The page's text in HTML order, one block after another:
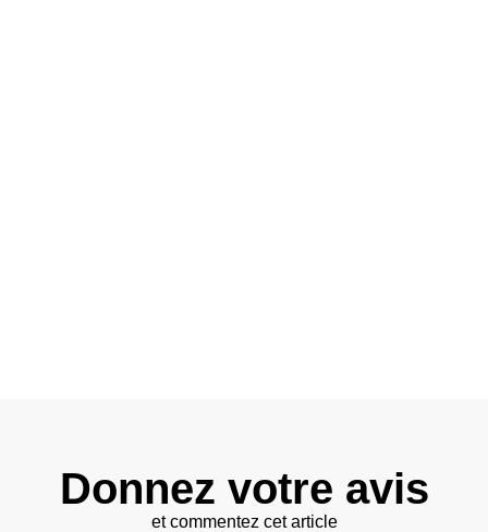
Donnez votre avis
et commentez cet article